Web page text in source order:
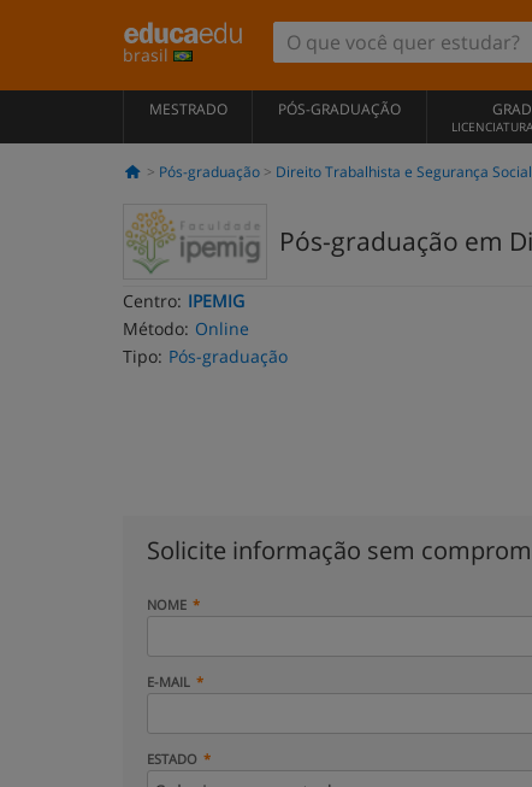
brasil
MESTRADO PÓS-GRADUAÇÃO
Pós-graduação Direito Trabalhista e Segurança Social
Pós-graduação em
Centro: IPEMIG
Método: Online
Tipo: Pós-graduação
Solicite informação sem
NOME
E-MAIL
ESTADO